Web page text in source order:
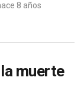
8 años
muerte